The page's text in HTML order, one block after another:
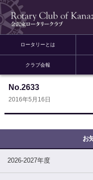
ロータリーとは
クラブ会報
No.2633
2016年5月16日
2026-2027年度